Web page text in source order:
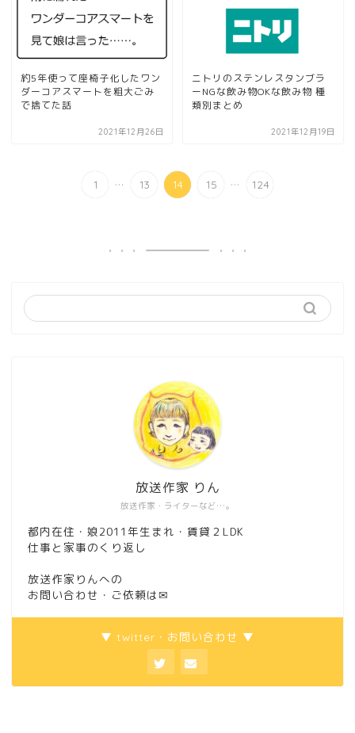
約5年使って座椅子化したワン
ダーコアスマートを粗大ごみ
で捨てた話
2021年12月26日
ニトリのステンレスタンブラ
ーNGな飲み物OKな飲み物 種
類別まとめ
2021年12月19日
1 ... 13 14 15 ... 124
放送作家・ライターなど…。
放送作家 りん
都内在住・娘2011年生まれ・賃貸２LDK
仕事と家事のくり返し
放送作家りんへの
お問い合わせ・ご依頼は ✉
▼ twitter・お問い合わせ ▼